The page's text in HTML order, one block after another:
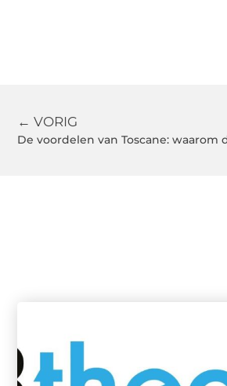
← VORIG
De voordelen van Toscane: waarom